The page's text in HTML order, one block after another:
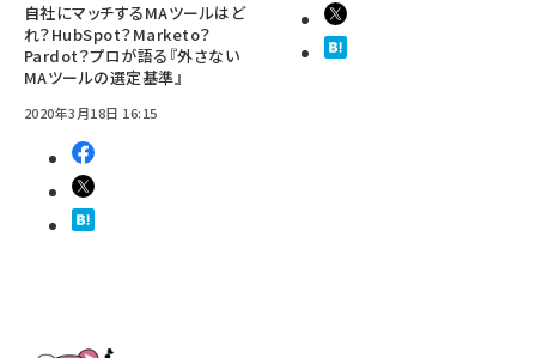
自社にマッチするMAツールはど
れ？HubSpot？Marketo？
Pardot？プロが語る『外さない
MAツールの選定基準』
2020年3月18日 16:15